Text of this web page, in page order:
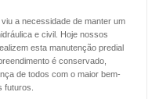
a necessidade de manter um
e civil. Hoje nossos
esta manutenção predial
é conservado,
de todos com o maior bem-
futuros.